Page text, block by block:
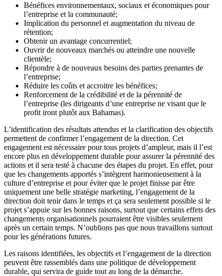
Bénéfices environnementaux, sociaux et économiques pour
l’entreprise et la communauté;
Implication du personnel et augmentation du niveau de
rétention;
Obtenir un avantage concurrentiel;
Ouvrir de nouveaux marchés ou atteindre une nouvelle
clientèle;
Répondre à de nouveaux besoins des parties prenantes de
l’entreprise;
Réduire les coûts et accroitre les bénéfices;
Renforcement de la crédibilité et de la pérennité de
l’entreprise (les dirigeants d’une entreprise ne visant que le
profit iront plutôt aux Bahamas).
L’identification des résultats attendus et la clarification des objectifs
permettent de confirmer l’engagement de la direction. Cet
engagement est nécessaire pour tous projets d’ampleur, mais il l’est
encore plus en développement durable pour assurer la pérennité des
actions et il sera testé à chacune des étapes du projet. En effet, pour
que les changements apportés s’intègrent harmonieusement à la
culture d’entreprise et pour éviter que le projet finisse par être
uniquement une belle stratégie marketing, l’engagement de la
direction doit tenir dans le temps et ça sera seulement possible si le
projet s’appuie sur les bonnes raisons, surtout que certains effets des
changements organisationnels pourraient être visibles seulement
après un certain temps. N’oublions pas que nous travaillons surtout
pour les générations futures.
Les raisons identifiées, les objectifs et l’engagement de la direction
peuvent être rassemblés dans une politique de développement
durable, qui servira de guide tout au long de la démarche.